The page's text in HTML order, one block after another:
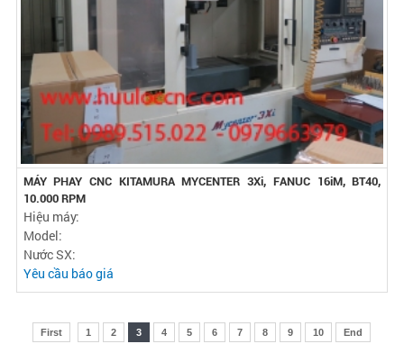
MÁY PHAY CNC KITAMURA MYCENTER 3Xi, FANUC 16iM, BT40,
10.000 RPM
Hiệu máy:
Model:
Nước SX:
Yêu cầu báo giá
First 1 2 3 4 5 6 7 8 9 10 End